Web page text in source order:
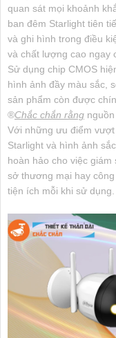
quan sát mọi khoảnh
ban đêm Starlight tiên
và ghi hình trong điều
và chất lượng cao ngay
Sử dụng chip CMOS
hình ảnh đầy màu sắc,
sản phẩm còn được
®️Chắc chắn rằng
Với những ưu điểm
Starlight và hình ảnh
hoàn hảo cho việc
sở thương mại hay
tiện ích mỗi khi sử dụng.